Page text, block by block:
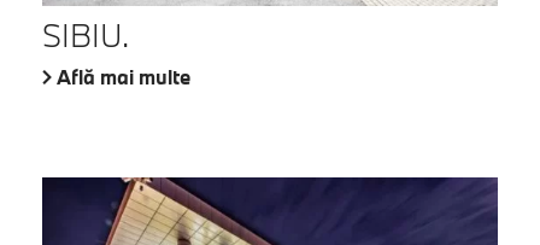
SIBIU.
Află mai multe